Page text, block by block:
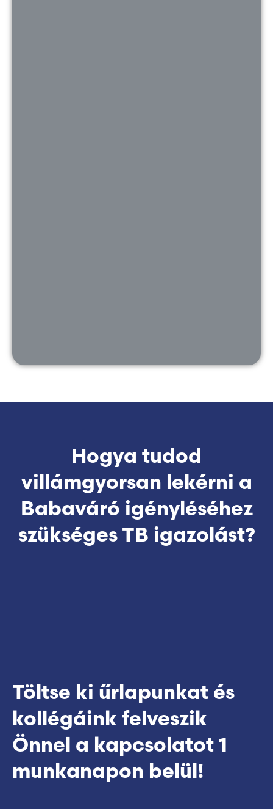
Hogya tudod
villámgyorsan lekérni a
Babaváró igényléséhez
szükséges TB igazolást?
Töltse ki űrlapunkat és
kollégáink felveszik
Önnel a kapcsolatot 1
munkanapon belül! ​